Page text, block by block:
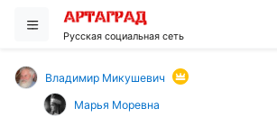
Русская социальная сеть
Владимир Микушевич
Марья Моревна